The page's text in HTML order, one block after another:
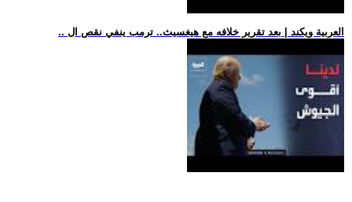
.. العربية ويكند | بعد تقرير خلافه مع هيغسيث.. ترمب ينفي نقص ال